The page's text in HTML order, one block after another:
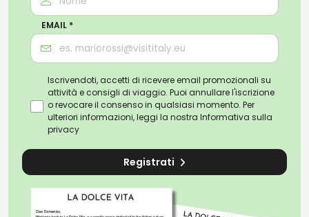
EMAIL *
Iscrivendoti, accetti di ricevere email promozionali su
attività e consigli di viaggio. Puoi annullare l'iscrizione
o revocare il consenso in qualsiasi momento. Per
ulteriori informazioni, leggi la nostra Informativa sulla
privacy
Registrati